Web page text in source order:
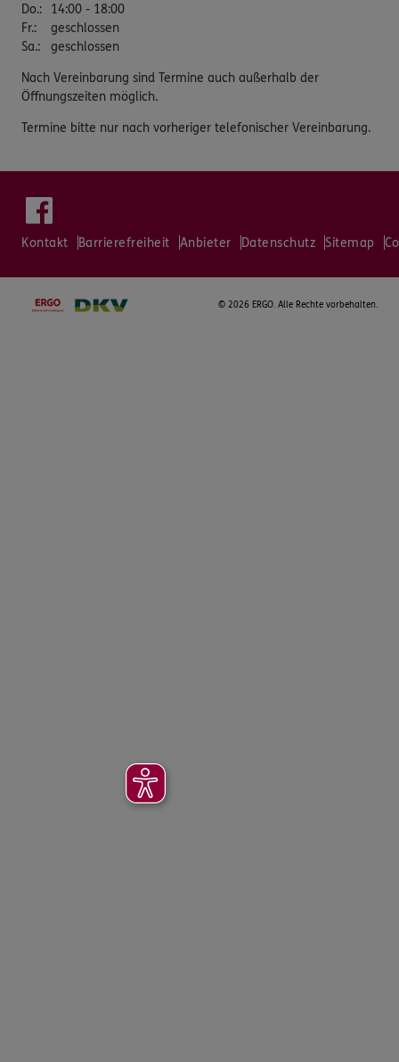
Do.:
14:00 - 18:00
Fr.:
geschlossen
Sa.: geschlossen
Nach Vereinbarung sind Termine auch außerhalb der
Öffnungszeiten möglich.
Termine bitte nur nach vorheriger telefonischer Vereinbarung.
Kontakt Barrierefreiheit Anbieter Datenschutz Sitemap
© 2026 ERGO. Alle Rechte vorbehalten.